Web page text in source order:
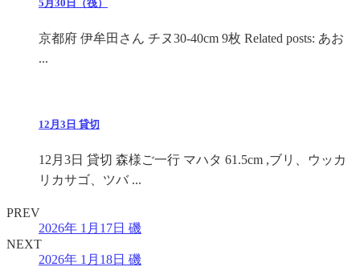
5月30日（筏）
京都府 伊牟田さん チヌ30-40cm 9枚 Related posts: あお
...
12月3日 貸切
12月3日 貸切 森様ご一行 マハタ 61.5cm ,ブリ、ウッカ
リカサゴ、ツバ ...
PREV
2026年 1月17日 磯
NEXT
2026年 1月18日 磯